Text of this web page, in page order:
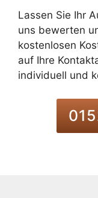
Lassen Sie Ihr
uns bewerten
kostenlosen
auf Ihre
individuell und